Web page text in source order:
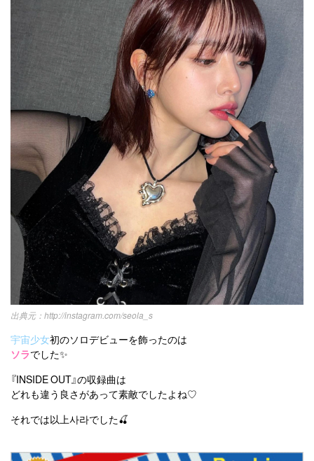
http://instagram.com/seola_s
宇宙少女初のソロデビューを飾ったのは
ソラでした✨
『INSIDE OUT』の収録曲は
どれも違う良さがあって素敵でしたよね♡
それでは以上사라でした🍒